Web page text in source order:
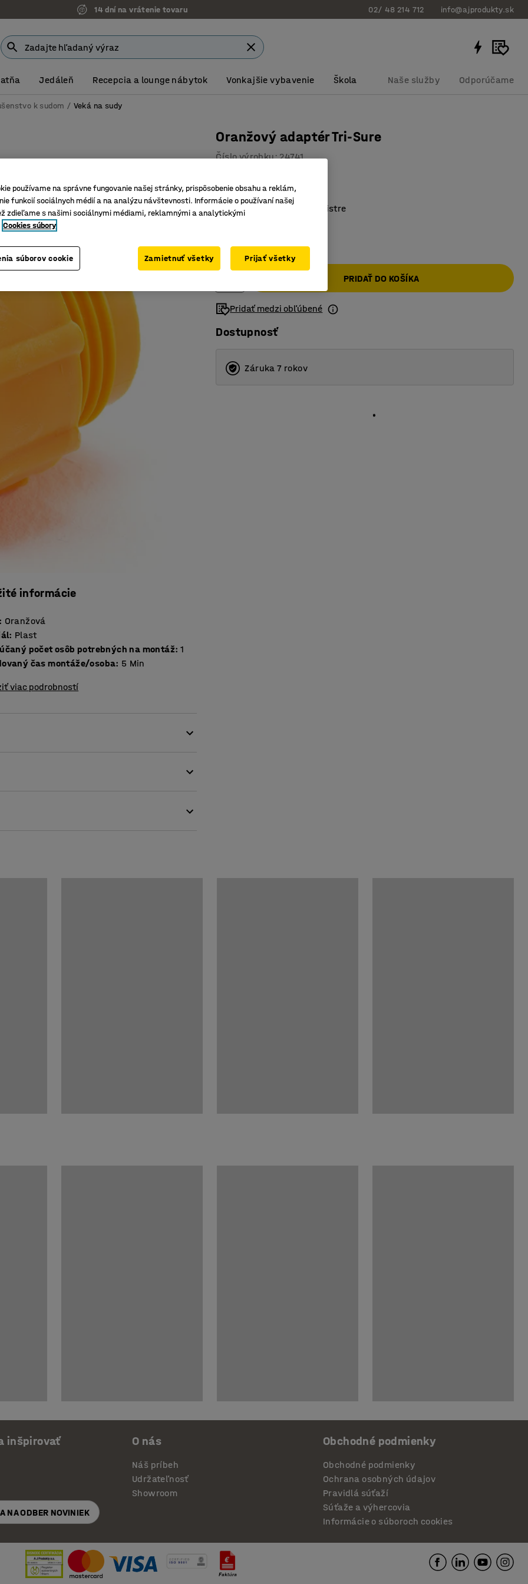
Možnosť platby na faktúru 02/ 48 214 712 info@ajprodukty.sk
Jedáleň Recepcia a lounge nábytok Vonkajšie vybavenie Škola Naše služby Odporúčame
k sudom Veká na sudy
informácie
: Oranžová
: Plast
počet osôb potrebných na montáž: 1
čas montáže/osoba: 5 Min
viac podrobností
Oranžový adaptér Tri-Sure
Číslo výrobku:24741
Oranžová farba
Pre plastové sudy a kanistre
Bez DPH
PRIDAŤ DO KOŠÍKA
Pridať medzi obľúbené
Dostupnosť
Záruka 7 rokov
inšpirovať
NA ODBER NOVINIEK
O nás
Náš príbeh
Udržateľnosť
Showroom
Obchodné podmienky
Obchodné podmienky
Ochrana osobných údajov
Pravidlá súťaží
Súťaže a výhercovia
Informácie o súboroch cookies
používame na správne fungovanie našej stránky, prispôsobenie obsahu a reklám,
funkcií sociálnych médií a na analýzu návštevnosti. Informácie o používaní našej
zdieľame s našimi sociálnymi médiami, reklamnými a analytickými
Cookies súbory
súborov cookie Zamietnuť všetky Prijať všetky